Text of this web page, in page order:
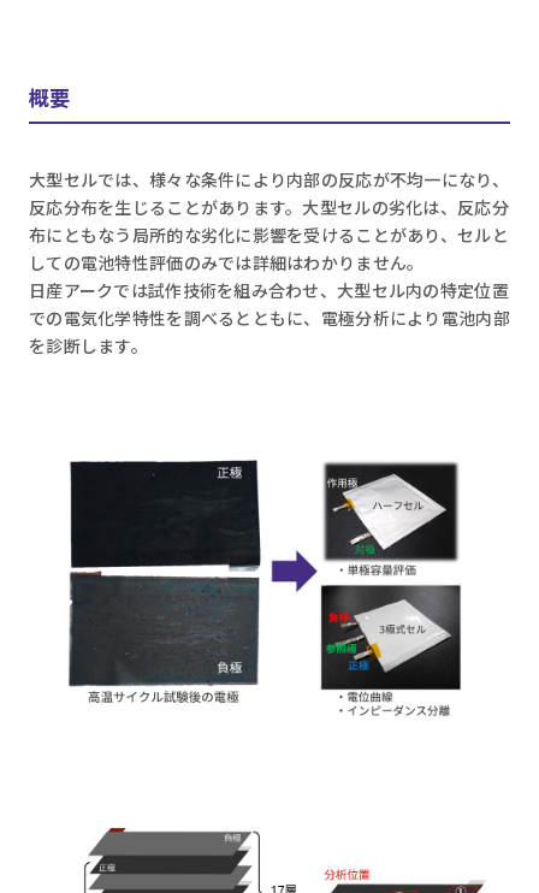
概要
大型セルでは、様々な条件により内部の反応が不均一になり、
反応分布を生じることがあります。大型セルの劣化は、反応分
布にともなう局所的な劣化に影響を受けることがあり、セルと
しての電池特性評価のみでは詳細はわかりません。
日産アークでは試作技術を組み合わせ、大型セル内の特定位置
での電気化学特性を調べるとともに、電極分析により電池内部
を診断します。